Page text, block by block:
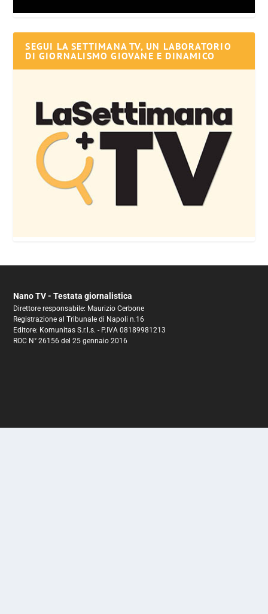
SEGUI LA SETTIMANA TV, UN LABORATORIO
DI GIORNALISMO GIOVANE E DINAMICO
Nano TV - Testata giornalistica
Direttore responsabile: Maurizio Cerbone
Registrazione al Tribunale di Napoli n.16
Editore: Komunitas S.r.l.s. - P.IVA 08189981213
ROC N° 26156 del 25 gennaio 2016